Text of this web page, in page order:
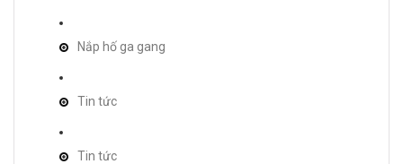
Nắp hố ga gang
Tin tức
Tin tức